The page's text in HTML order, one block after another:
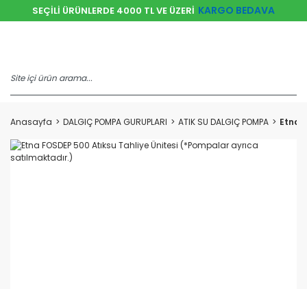
SEÇİLİ ÜRÜNLERDE 4000 TL VE ÜZERİ KARGO BEDAVA
Anasayfa DALGIÇ POMPA GURUPLARI ATIK SU DALGIÇ POMPA Etna